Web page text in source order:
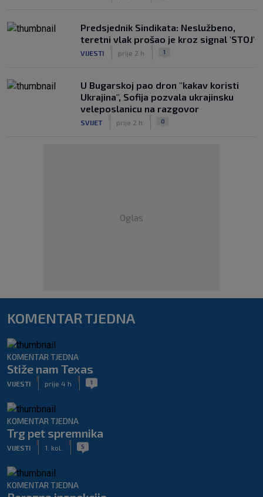
Predsjednik Sindikata: Neslužbeno,
teretni vlak prošao je kroz signal 'STOJ'
VIJESTI prije 2 h 1
U Bugarskoj pao dron "kakav koristi
Ukrajina", Sofija pozvala ukrajinsku
veleposlanicu na razgovor
SVIJET prije 2 h 0
Oglas
KOMENTAR TJEDNA
KOMENTAR TJEDNA
Stiže nam Texas
VIJESTI prije 4 h 1
KOMENTAR TJEDNA
Trg pet spremnika
VIJESTI 1. kol. 5
KOMENTAR TJEDNA